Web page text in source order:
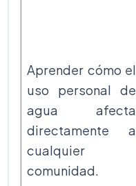
Aprender cómo el
uso personal de
agua afecta
directamente a
cualquier
comunidad.